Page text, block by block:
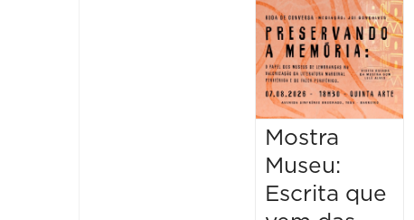
Mostra
Museu:
Escrita que